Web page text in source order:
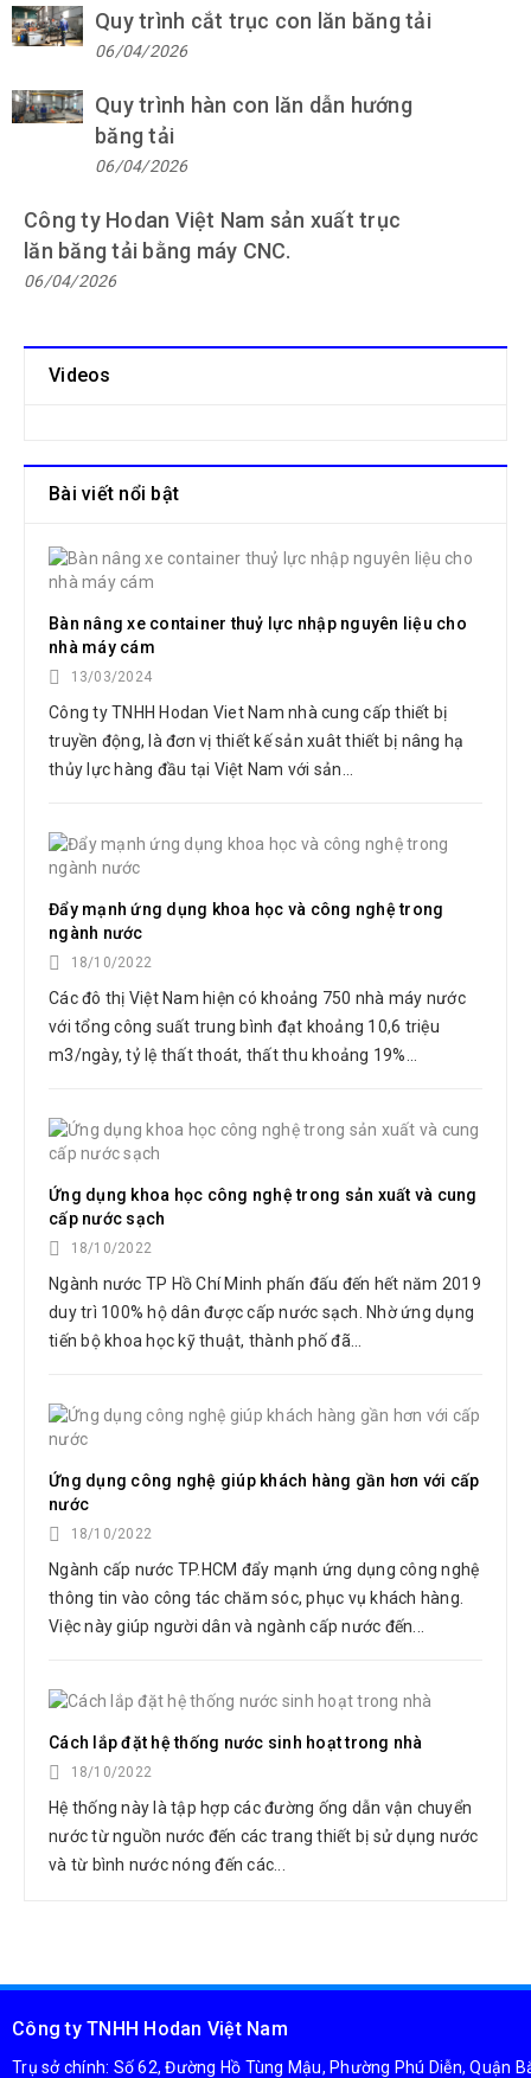
Quy trình cắt trục con lăn băng tải
06/04/2026
Quy trình hàn con lăn dẫn hướng
băng tải
06/04/2026
Công ty Hodan Việt Nam sản xuất trục
lăn băng tải bằng máy CNC.
06/04/2026
Videos
Bài viết nổi bật
Bàn nâng xe container thuỷ lực nhập nguyên liệu cho
nhà máy cám
13/03/2024
Công ty TNHH Hodan Viet Nam nhà cung cấp thiết bị
truyền động, là đơn vị thiết kế sản xuât thiết bị nâng hạ
thủy lực hàng đầu tại Việt Nam với sản...
Đẩy mạnh ứng dụng khoa học và công nghệ trong
ngành nước
18/10/2022
Các đô thị Việt Nam hiện có khoảng 750 nhà máy nước
với tổng công suất trung bình đạt khoảng 10,6 triệu
m3/ngày, tỷ lệ thất thoát, thất thu khoảng 19%...
Ứng dụng khoa học công nghệ trong sản xuất và cung
cấp nước sạch
18/10/2022
Ngành nước TP Hồ Chí Minh phấn đấu đến hết năm 2019
duy trì 100% hộ dân được cấp nước sạch. Nhờ ứng dụng
tiến bộ khoa học kỹ thuật, thành phố đã...
Ứng dụng công nghệ giúp khách hàng gần hơn với cấp
nước
18/10/2022
Ngành cấp nước TP.HCM đẩy mạnh ứng dụng công nghệ
thông tin vào công tác chăm sóc, phục vụ khách hàng.
Việc này giúp người dân và ngành cấp nước đến...
Cách lắp đặt hệ thống nước sinh hoạt trong nhà
18/10/2022
Hệ thống này là tập hợp các đường ống dẫn vận chuyển
nước từ nguồn nước đến các trang thiết bị sử dụng nước
và từ bình nước nóng đến các...
Công ty TNHH Hodan Việt Nam
Trụ sở chính: Số 62, Đường Hồ Tùng Mậu, Phường Phú Diễn, Quận